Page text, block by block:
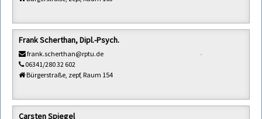
Frank Scherthan, Dipl.-Psych.
frank.scherthan@rptu.de
06341/280 32 602
Bürgerstraße, zepf, Raum 154
Carsten Spiegel